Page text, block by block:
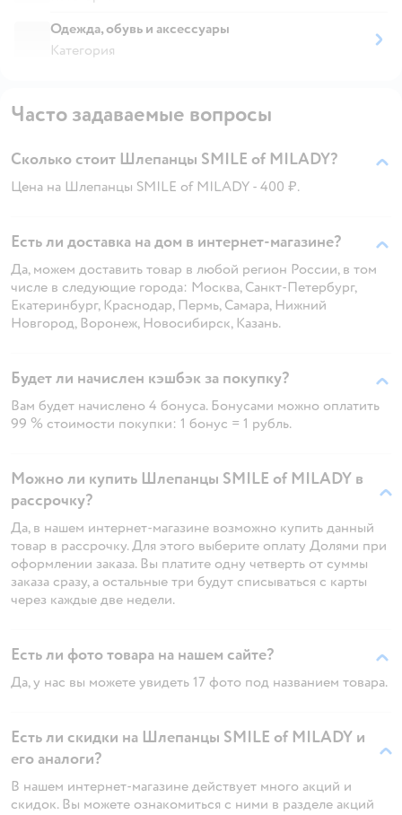
Одежда, обувь и аксессуары
Категория
Часто задаваемые вопросы
Сколько стоит Шлепанцы SMILE of MILADY?
Цена на Шлепанцы SMILE of MILADY - 400 ₽.
Есть ли доставка на дом в интернет-магазине?
Да, можем доставить товар в любой регион России, в том
числе в следующие города: Москва, Санкт-Петербург,
Екатеринбург, Краснодар, Пермь, Самара, Нижний
Новгород, Воронеж, Новосибирск, Казань.
Будет ли начислен кэшбэк за покупку?
Вам будет начислено 4 бонуса. Бонусами можно оплатить
99 % стоимости покупки: 1 бонус = 1 рубль.
Можно ли купить Шлепанцы SMILE of MILADY в
рассрочку?
Да, в нашем интернет-магазине возможно купить данный
товар в рассрочку. Для этого выберите оплату Долями при
оформлении заказа. Вы платите одну четверть от суммы
заказа сразу, а остальные три будут списываться с карты
через каждые две недели.
Есть ли фото товара на нашем сайте?
Да, у нас вы можете увидеть 17 фото под названием товара.
Есть ли скидки на Шлепанцы SMILE of MILADY и
его аналоги?
В нашем интернет-магазине действует много акций и
скидок. Вы можете ознакомиться с ними в разделе акций